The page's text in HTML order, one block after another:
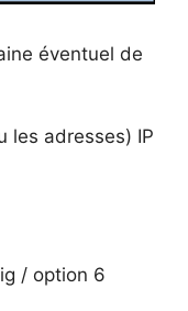
éventuel de
les adresses) IP
/ option 6